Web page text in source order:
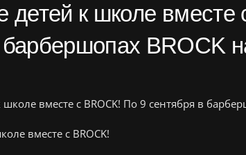
детей к школе
барбершопах BROCK
вместе с BROCK!